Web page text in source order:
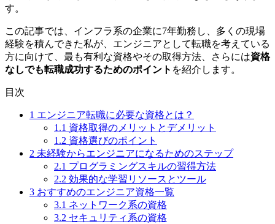
す。
この記事では、 インフラ系の企業に7年勤務し、多くの現場
経験を積んできた私が、エンジニアとして転職を考えている
方に向けて、最も有利な資格やその取得方法、さらには資格
なしでも転職成功するためのポイント を紹介します。
目次
1 エンジニア転職に必要な資格とは？
1.1 資格取得のメリットとデメリット
1.2 資格選びのポイント
2 未経験からエンジニアになるためのステップ
2.1 プログラミングスキルの習得方法
2.2 効果的な学習リソースとツール
3 おすすめのエンジニア資格一覧
3.1 ネットワーク系の資格
3.2 セキュリティ系の資格